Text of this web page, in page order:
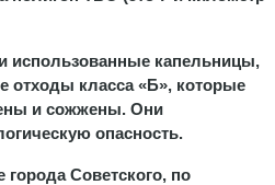
использованные капельницы,
отходы класса «Б», которые
и сожжены. Они
опасность.
города Советского, по